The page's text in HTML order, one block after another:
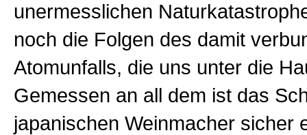
unermesslichen
noch die Folgen des damit
Atomunfalls, die uns unter die
Gemessen an all dem ist das
japanischen Weinmacher sicher